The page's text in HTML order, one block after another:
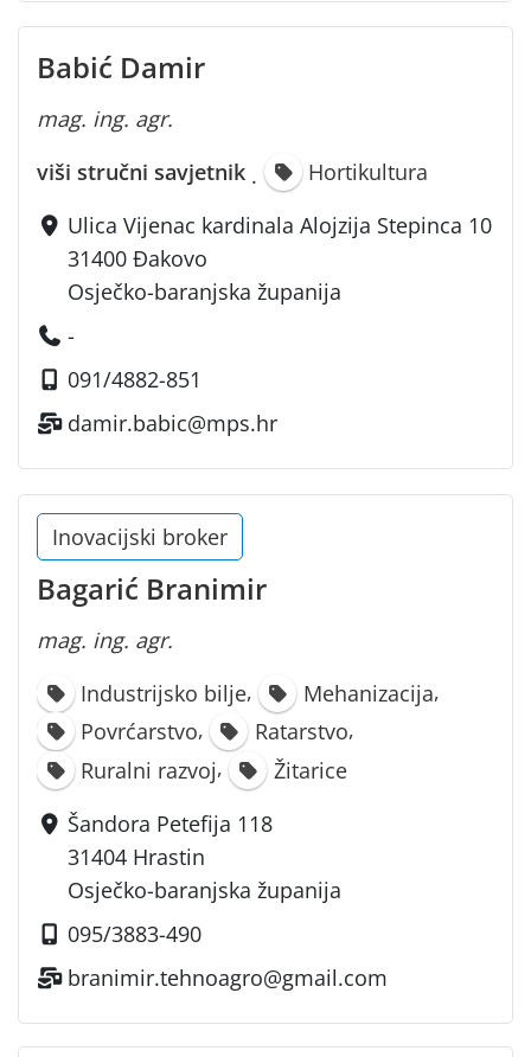
Babić Damir
mag. ing. agr.
viši stručni savjetnik ·
Hortikultura
Ulica Vijenac kardinala Alojzija Stepinca 10
31400 Đakovo
Osječko-baranjska županija
-
091/4882-851
damir.babic@mps.hr
Inovacijski broker
Bagarić Branimir
mag. ing. agr.
Industrijsko bilje, Mehanizacija,
Povrćarstvo, Ratarstvo,
Ruralni razvoj,
Žitarice
Šandora Petefija 118
31404 Hrastin
Osječko-baranjska županija
095/3883-490
branimir.tehnoagro@gmail.com